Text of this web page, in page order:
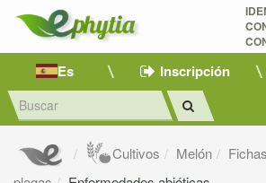
Es Inscripción
Cultivos Melón